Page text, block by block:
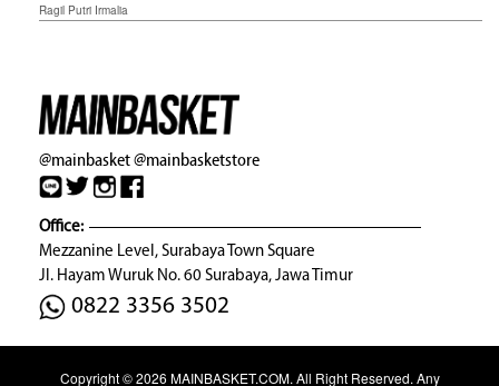
Ragil Putri Irmalia
@mainbasket@mainbasketstore
Office:
Mezzanine Level, Surabaya Town Square
Jl. Hayam Wuruk No. 60 Surabaya, Jawa Timur
0822 3356 3502
Copyright © 2026 MAINBASKET.COM. All Right Reserved. Any